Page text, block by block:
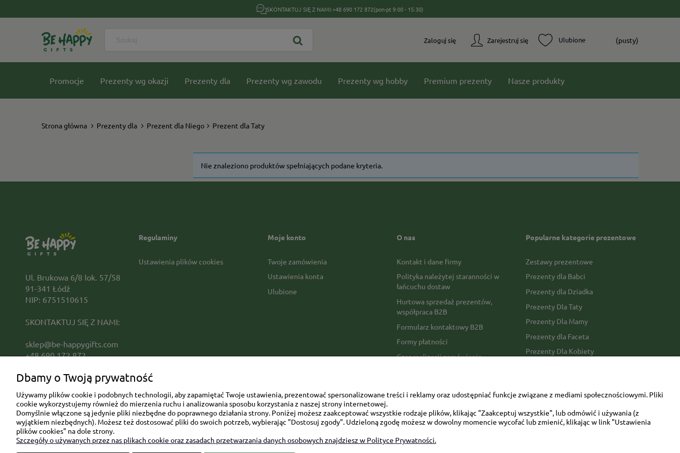
SKONTAKTUJ SIĘ Z NAMI:+48 690 172 872(pon-pt 9:00 - 15:30)
Zarejestruj się
Zaloguj się (pusty)
Promocje Prezenty wg okazji Prezenty dla Prezenty wg zawodu Prezenty wg hobby Premium prezenty Nasze produkty
Strona główna Prezenty dla Prezent dla Niego Prezent dla Taty
Nie znaleziono produktów spełniających podane kryteria.
Regulaminy
Ustawienia plików cookies
Moje konto
Twoje zamówienia
Ustawienia konta
Ulubione
O nas
Kontakt i dane firmy
Polityka należytej staranności w
łańcuchu dostaw
Hurtowa sprzedaż prezentów,
współpraca B2B
Formularz kontaktowy B2B
Formy płatności
Czas realizacji zamówienia
Mapa kategorii
Popularne kategorie prezentowe
Zestawy prezentowe
Prezenty dla Babci
Prezenty dla Dziadka
Prezenty Dla Taty
Prezenty Dla Mamy
Prezenty dla Faceta
Prezenty Dla Kobiety
Urodziny/imieniny
Ul. Brukowa 6/8 lok. 57/58
91-341 Łódź
NIP: 6751510615
SKONTAKTUJ SIĘ Z NAMI:
sklep@be-happygifts.com
+48 690 172 872
Dbamy o Twoją prywatność
Używamy plików cookie i podobnych technologii, aby zapamiętać Twoje ustawienia, prezentować spersonalizowane treści i reklamy oraz udostępniać funkcje związane z mediami społecznościowymi. Pliki
cookie wykorzystujemy również do mierzenia ruchu i analizowania sposobu korzystania z naszej strony internetowej.
Domyślnie włączone są jedynie pliki niezbędne do poprawnego działania strony. Poniżej możesz zaakceptować wszystkie rodzaje plików, klikając "Zaakceptuj wszystkie", lub odmówić i używania (z
wyjątkiem niezbędnych). Możesz też dostosować pliki do swoich potrzeb, wybierając "Dostosuj zgody". Udzieloną zgodę możesz w dowolny momencie wycofać lub zmienić, klikając w link "Ustawienia
plików cookies" na dole strony.
Szczegóły o używanych przez nas plikach cookie oraz zasadach przetwarzania danych osobowych znajdziesz w Polityce Prywatności.